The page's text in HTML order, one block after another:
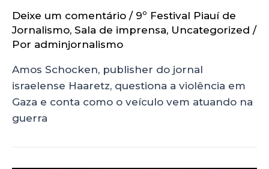
Deixe um comentário / 9º Festival Piauí de
Jornalismo, Sala de imprensa, Uncategorized /
Por adminjornalismo
Amos Schocken, publisher do jornal
israelense Haaretz, questiona a violência em
Gaza e conta como o veículo vem atuando na
guerra